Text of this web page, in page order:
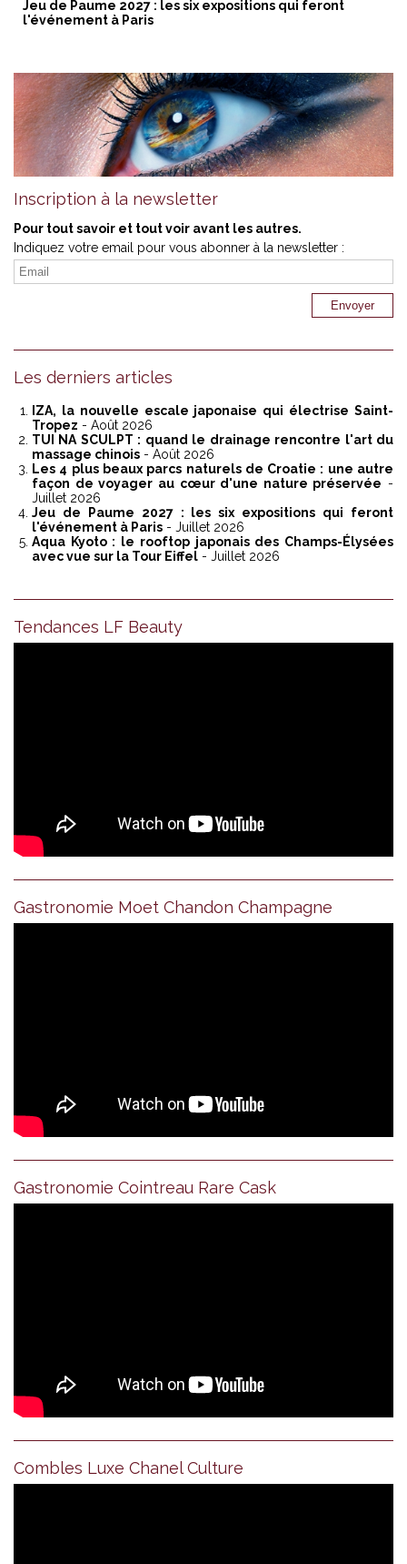
Jeu de Paume 2027 : les six expositions qui feront
l'événement à Paris
Inscription à la newsletter
Pour tout savoir et tout voir avant les autres.
Indiquez votre email pour vous abonner à la newsletter :
Les derniers articles
IZA, la nouvelle escale japonaise qui électrise Saint-
Tropez - Août 2026
TUI NA SCULPT : quand le drainage rencontre l'art du
massage chinois - Août 2026
Les 4 plus beaux parcs naturels de Croatie : une autre
façon de voyager au cœur d'une nature préservée -
Juillet 2026
Jeu de Paume 2027 : les six expositions qui feront
l'événement à Paris - Juillet 2026
Aqua Kyoto : le rooftop japonais des Champs-Élysées
avec vue sur la Tour Eiffel - Juillet 2026
Tendances LF Beauty
Gastronomie Moet Chandon Champagne
Gastronomie Cointreau Rare Cask
Combles Luxe Chanel Culture